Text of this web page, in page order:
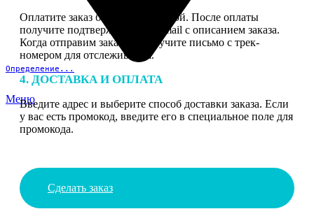
Определение...
Меню
Оплатите заказ банковской картой. После оплаты
получите подтверждение на email с описанием заказа.
Когда отправим заказ вы получите письмо с трек-
номером для отслеживания.
4. ДОСТАВКА И ОПЛАТА
Введите адрес и выберите способ доставки заказа. Если
у вас есть промокод, введите его в специальное поле для
промокода.
Сделать заказ